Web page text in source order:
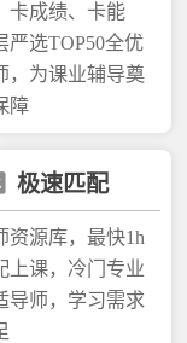
卡成绩、卡能
严选TOP50全优
，为课业辅导奠
障
极速匹配
资源库，最快1h
上课，冷门专业
导师，学习需求